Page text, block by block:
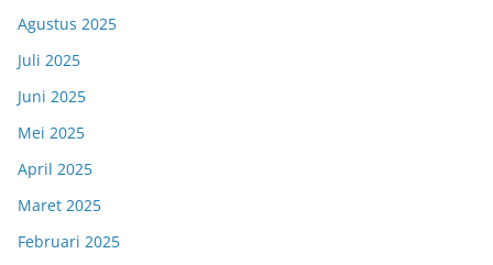
Agustus 2025
Juli 2025
Juni 2025
Mei 2025
April 2025
Maret 2025
Februari 2025